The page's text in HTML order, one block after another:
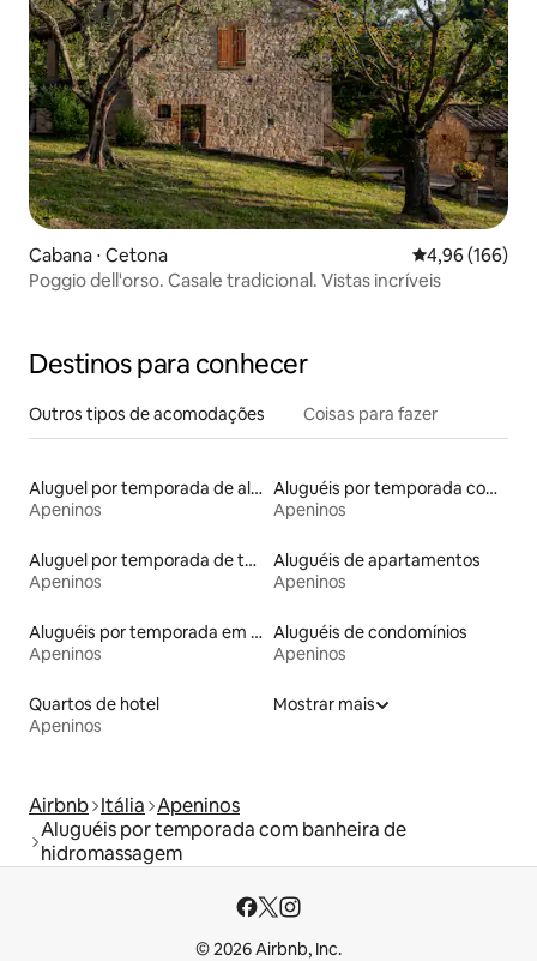
Cabana ⋅ Cetona 4,96 de uma
4,96 (166)
Poggio dell'orso. Casale tradicional. Vistas incríveis
Destinos para conhecer
Outros tipos de acomodações Coisas para fazer
Aluguel por temporada de alojamentos ecológicos
Apeninos
Aluguéis por temporada com acesso à praia
Apeninos
Aluguel por temporada de torres
Apeninos
Aluguéis de apartamentos
Apeninos
Aluguéis por temporada em acampamentos
Apeninos
Aluguéis de condomínios
Apeninos
Quartos de hotel
Apeninos
Mostrar mais
Airbnb Itália Apeninos
Aluguéis por temporada com banheira de
hidromassagem
© 2026 Airbnb, Inc.